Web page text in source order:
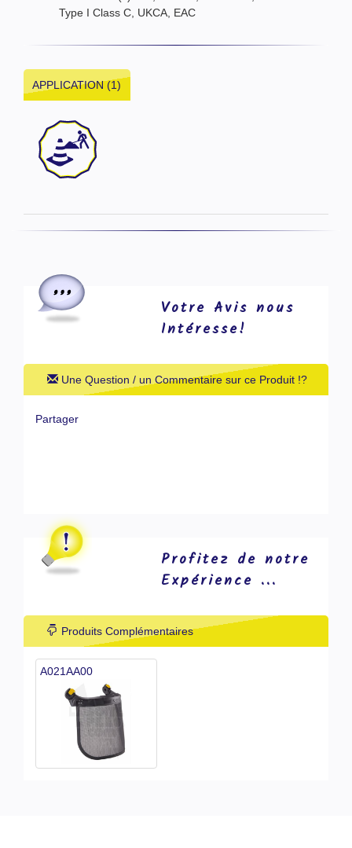
Type I Class C, UKCA, EAC
APPLICATION (1)
Votre Avis nous
Intéresse!
Une Question / un Commentaire sur ce Produit !?
Partager
Profitez de notre
Expérience ...
Produits Complémentaires
A021AA00